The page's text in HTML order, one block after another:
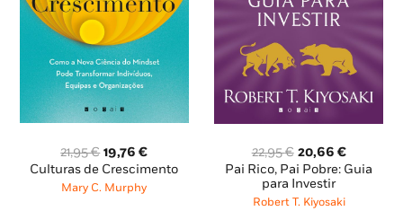
21,95€ O
preço
original
era:
19,76€O
preço
Culturas de Crescimento
Mary C. Murphy
22,95€ O
preço
original
era:
20,66 €O
preço
é:
Pai Rico, Pai Pobre: Guia
para Investir
Robert T. Kiyosaki